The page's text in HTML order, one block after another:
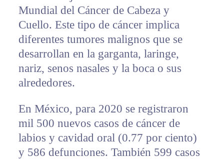
Mundial del Cáncer de Cabeza y
Cuello. Este tipo de cáncer implica
diferentes tumores malignos que se
desarrollan en la garganta, laringe,
nariz, senos nasales y la boca o sus
alrededores.
En México, para 2020 se registraron
mil 500 nuevos casos de cáncer de
labios y cavidad oral (0.77 por ciento)
y 586 defunciones. También 599 casos